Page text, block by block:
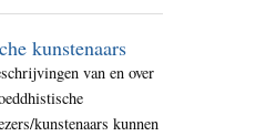
kunstenaars
van en over
kunstenaars kunnen